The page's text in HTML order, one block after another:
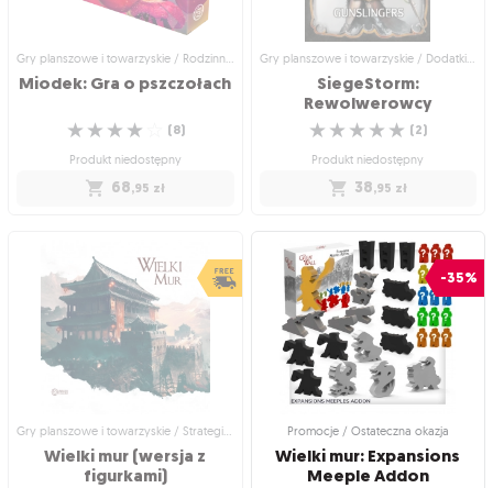
Gry planszowe i towarzyskie / Rodzinne gry planszowe
Miodek:Gra o pszczołach
☆
☆
☆
☆ (8)
Produkt niedostępny
68,95 zł
Miodek: Gra o
pszczołach
Urocza gra, o słodkim tytule!
☆
☆
☆
☆
☆ (8)
Produkt niedostępny
68 zł
Gry planszowe i towarzyskie / Dodatki do gier
SiegeStorm:
Rewolwerowcy
☆
☆
☆
☆
☆ (2)
Produkt niedostępny
38,95 zł
Gry planszowe i towarzyskie / Dodatki
do gier
SiegeStorm:
Rewolwerowcy
Dodatek do gry Siege Storm: Siege
Mode
☆
☆
☆
☆
☆ ( 2)
Produkt niedostępny
Gry planszowe i towarzyskie / Strategiczne gry planszowe
Wielki mur (wersja z
figurkami)
-35%
Promocje / Ostateczna okazja
Wielki mur: Expansions
Meeple Addon